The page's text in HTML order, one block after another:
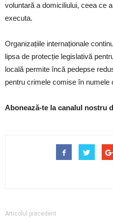
voluntară a domiciliului, ceea ce
executa.
Organizațiile internaționale
lipsa de protecție legislativă
locală permite încă pedepse
pentru crimele comise în numele
Abonează-te la canalul nostru
Articolul precedent